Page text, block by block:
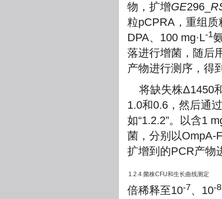
物，扩增GE296_
粒pCPRA，重组质
DPA、100 mg·L-1
落进行增菌，随后
产物进行测序，得
将缺失株Δ1450
1.0和0.6，然后通
如“1.2.2”。以含1
菌，分别以OmpA-
扩增到的PCR产物
1.2.4 菌株CFU和生长曲线测定
倍稀释至10-7、10-8